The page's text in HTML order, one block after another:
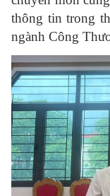
thông tin trong
ngành Công